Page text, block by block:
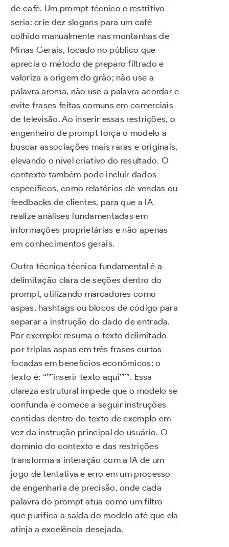
de café. Um prompt técnico e restritivo
seria: crie dez slogans para um café
colhido manualmente nas montanhas de
Minas Gerais, focado no público que
aprecia o método de preparo filtrado e
valoriza a origem do grão; não use a
palavra aroma, não use a palavra acordar e
evite frases feitas comuns em comerciais
de televisão. Ao inserir essas restrições, o
engenheiro de prompt força o modelo a
buscar associações mais raras e originais,
elevando o nível criativo do resultado. O
contexto também pode incluir dados
específicos, como relatórios de vendas ou
feedbacks de clientes, para que a IA
realize análises fundamentadas em
informações proprietárias e não apenas
em conhecimentos gerais.
Outra técnica técnica fundamental é a
delimitação clara de seções dentro do
prompt, utilizando marcadores como
aspas, hashtags ou blocos de código para
separar a instrução do dado de entrada.
Por exemplo: resuma o texto delimitado
por triplas aspas em três frases curtas
focadas em benefícios econômicos; o
texto é: “””inserir texto aqui”””. Essa
clareza estrutural impede que o modelo se
confunda e comece a seguir instruções
contidas dentro do texto de exemplo em
vez da instrução principal do usuário. O
domínio do contexto e das restrições
transforma a interação com a IA de um
jogo de tentativa e erro em um processo
de engenharia de precisão, onde cada
palavra do prompt atua como um filtro
que purifica a saída do modelo até que ela
atinja a excelência desejada.